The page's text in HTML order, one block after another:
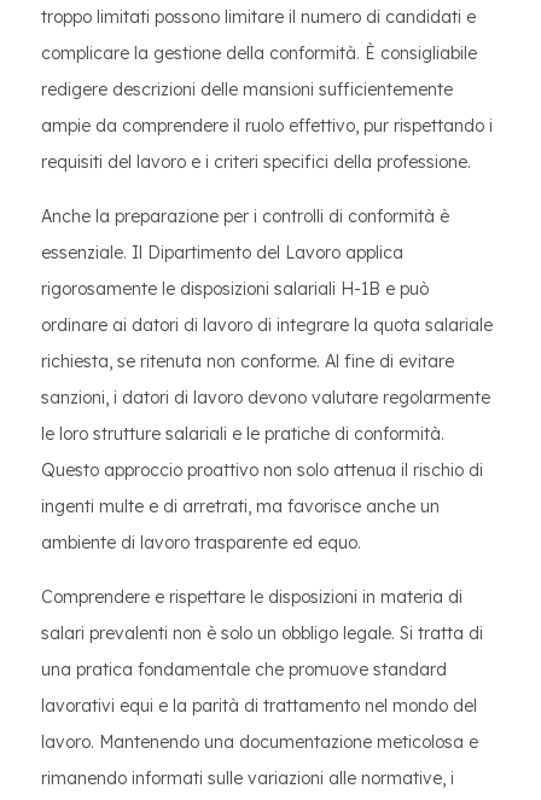
troppo limitati possono limitare il numero di candidati e
complicare la gestione della conformità. È consigliabile
redigere descrizioni delle mansioni sufficientemente
ampie da comprendere il ruolo effettivo, pur rispettando i
requisiti del lavoro e i criteri specifici della professione.
Anche la preparazione per i controlli di conformità è
essenziale. Il Dipartimento del Lavoro applica
rigorosamente le disposizioni salariali H-1B e può
ordinare ai datori di lavoro di integrare la quota salariale
richiesta, se ritenuta non conforme. Al fine di evitare
sanzioni, i datori di lavoro devono valutare regolarmente
le loro strutture salariali e le pratiche di conformità.
Questo approccio proattivo non solo attenua il rischio di
ingenti multe e di arretrati, ma favorisce anche un
ambiente di lavoro trasparente ed equo.
Comprendere e rispettare le disposizioni in materia di
salari prevalenti non è solo un obbligo legale. Si tratta di
una pratica fondamentale che promuove standard
lavorativi equi e la parità di trattamento nel mondo del
lavoro. Mantenendo una documentazione meticolosa e
rimanendo informati sulle variazioni alle normative, i